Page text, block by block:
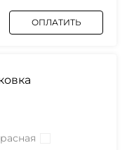
ОПЛАТИТЬ